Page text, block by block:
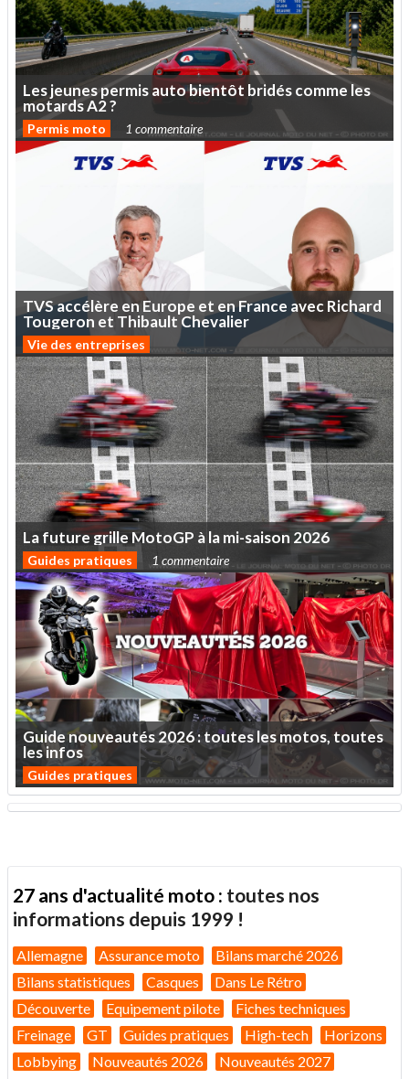
Lesjeunespermisautobientôt bridéscommeles
motardsA2?
Permis moto 1 commentaire
TVSaccélère enEurope et enFrance avecRichard
Tougeron et Thibault Chevalier
Vie des entreprises
Lafuturegrille MotoGP àlami-saison 2026
Guides pratiques 1 commentaire
Guidenouveautés2026:touteslesmotos,toutes
lesinfos
Guides pratiques
27 ans d'actualité moto : toutes nos
informations depuis 1999 !
Allemagne Assurance moto
Bilans marché 2026
Bilans statistiques
Casques
Dans Le Rétro
Découverte
Equipement pilote
Fiches techniques
Freinage
GT Guides pratiques High-tech
Horizons
Lobbying
Nouveautés 2026 Nouveautés 2027